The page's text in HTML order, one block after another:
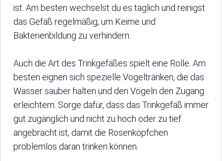
ist. Am besten wechselst du es täglich und reinigst
das Gefäß regelmäßig, um Keime und
Bakterienbildung zu verhindern.
Auch die Art des Trinkgefäßes spielt eine Rolle. Am
besten eignen sich spezielle Vogeltränken, die das
Wasser sauber halten und den Vögeln den Zugang
erleichtern. Sorge dafür, dass das Trinkgefäß immer
gut zugänglich und nicht zu hoch oder zu tief
angebracht ist, damit die Rosenköpfchen
problemlos daran trinken können.